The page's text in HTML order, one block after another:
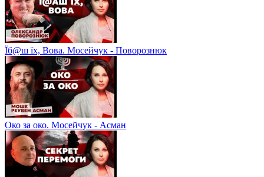
Їб@ш їх, Вова. Мосейчук - Поворознюк
Око за око. Мосейчук - Асман